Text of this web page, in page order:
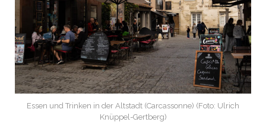
Essen und Trinken in der Altstadt (Carcassonne) (Foto: Ulrich
Knüppel-Gertberg)